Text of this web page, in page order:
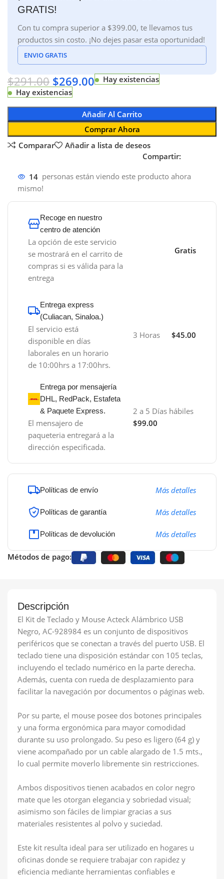
GRATIS!
Con tu compra superior a $399.00, te llevamos tus
productos sin costo. ¡No dejes pasar esta oportunidad!
ENVIO GRATIS
$291.00 $269.00
Hay existencias
Hay existencias
Añadir Al Carrito
Comprar Ahora
Comparar
Añadir a lista de deseos
Compartir:
14 personas están viendo este producto ahora
mismo!
Recoge en nuestro
centro de atención
La opción de este servicio
se mostrará en el carrito de
compras si es válida para la
entrega
Gratis
Entrega express
(Culiacan, Sinaloa.)
El servicio está
disponible en días
laborales en un horario
de 10:00hrs a 17:00hrs.
3 Horas $45.00
Entrega por mensajería
DHL, RedPack, Estafeta
& Paquete Express.
El mensajero de
paqueteria entregará a la
dirección especificada.
2 a 5 Días hábiles
$99.00
Políticas de envío Más detalles
Políticas de garantía Más detalles
Políticas de devolución Más detalles
Métodos de pago:
Descripción
El Kit de Teclado y Mouse Acteck Alámbrico USB
Negro, AC-928984 es un conjunto de dispositivos
periféricos que se conectan a través del puerto USB. El
teclado tiene una disposición estándar con 105 teclas,
incluyendo el teclado numérico en la parte derecha.
Además, cuenta con rueda de desplazamiento para
facilitar la navegación por documentos o páginas web.
Por su parte, el mouse posee dos botones principales
y una forma ergonómica para mayor comodidad
durante su uso prolongado. Su peso es ligero (64 g) y
viene acompañado por un cable alargado de 1.5 mts.,
lo cual permite moverlo libremente sin restricciones.
Ambos dispositivos tienen acabados en color negro
mate que les otorgan elegancia y sobriedad visual;
asimismo son fáciles de limpiar gracias a sus
materiales resistentes al polvo y suciedad.
Este kit resulta ideal para ser utilizado en hogares u
oficinas donde se requiere trabajar con rapidez y
eficiencia mediante herramientas confiables e